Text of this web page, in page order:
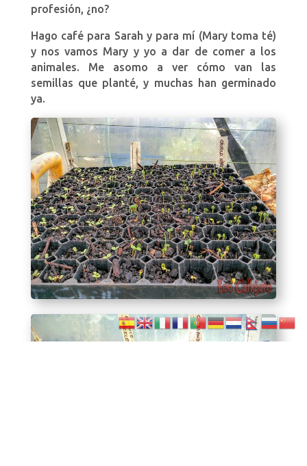
profesión, ¿no?
Hago café para Sarah y para mí (Mary toma té)
y nos vamos Mary y yo a dar de comer a los
animales. Me asomo a ver cómo van las
semillas que planté, y muchas han germinado
ya.